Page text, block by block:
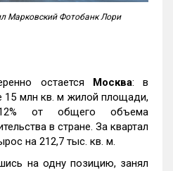
Марковский Фотобанк Лори
остается
Москва: в
15 млн кв. м жилой площади,
от общего объема
в стране. За квартал
на 212,7 тыс. кв. м.
на одну позицию, занял